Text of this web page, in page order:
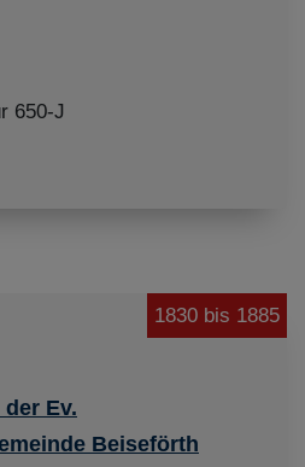
650-J
Ev.
Beiseförth
1830 bis 1885